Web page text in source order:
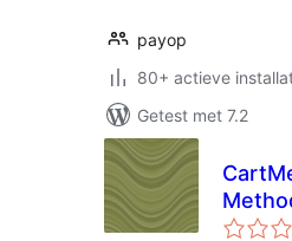
payop
80+ actieve
Getest met 7.2